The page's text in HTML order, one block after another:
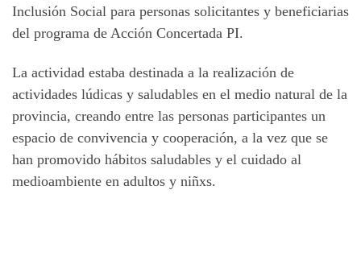
Inclusión Social para personas solicitantes y beneficiarias
del programa de Acción Concertada PI.
La actividad estaba destinada a la realización de
actividades lúdicas y saludables en el medio natural de la
provincia, creando entre las personas participantes un
espacio de convivencia y cooperación, a la vez que se
han promovido hábitos saludables y el cuidado al
medioambiente en adultos y niñxs.